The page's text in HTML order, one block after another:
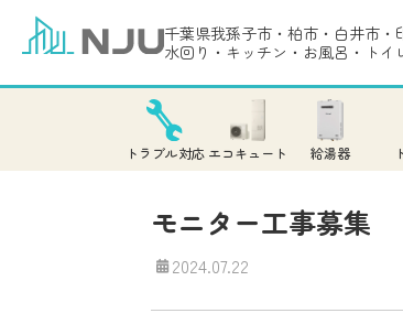
千葉県我孫子市・柏市・白井市
水回り・キッチン・お風呂・トイ
トラブル対応 エコキュート 給湯器
モニター工事募集
2024.07.22